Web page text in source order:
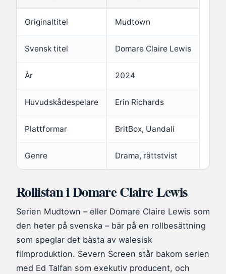
Originaltitel Mudtown
Svensk titel Domare Claire Lewis
År 2024
Huvudskådespelare Erin Richards
Plattformar BritBox, Uandali
Genre Drama, rättstvist
Rollistan i Domare Claire Lewis
Serien Mudtown – eller Domare Claire Lewis som
den heter på svenska – bär på en rollbesättning
som speglar det bästa av walesisk
filmproduktion. Severn Screen står bakom serien
med Ed Talfan som exekutiv producent, och